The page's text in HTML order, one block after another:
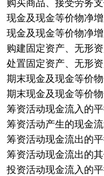
购买商品、接受劳务
现金及现金等价物净
现金及现金等价物净
购建固定资产、无形
处置固定资产、无形
期末现金及现金等价
期末现金及现金等价
筹资活动现金流入的平
筹资活动产生的现金
筹资活动现金流出的平
筹资活动现金流出的其
投资活动现金流入的平